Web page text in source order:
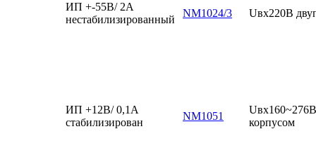
ИП +-55В/ 2А
нестабилизированный
NM1024/3 Uвх220В
ИП +12В/ 0,1А
стабилизирован
NM1051
корпусом